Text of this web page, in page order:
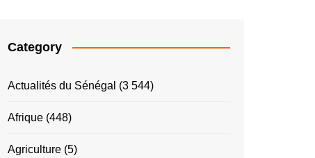
Category
Actualités du Sénégal (3 544)
Afrique (448)
Agriculture (5)